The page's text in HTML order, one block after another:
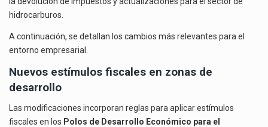
hidrocarburos.
A continuación, se detallan los cambios más relevantes para el
entorno empresarial.
Nuevos estímulos fiscales en zonas de
desarrollo
Las modificaciones incorporan reglas para aplicar estímulos
fiscales en los Polos de Desarrollo Económico para el